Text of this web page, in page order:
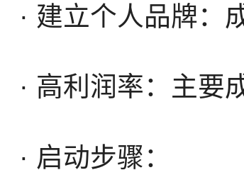
· 建立个人品牌：
· 高利润率：主要
· 启动步骤：